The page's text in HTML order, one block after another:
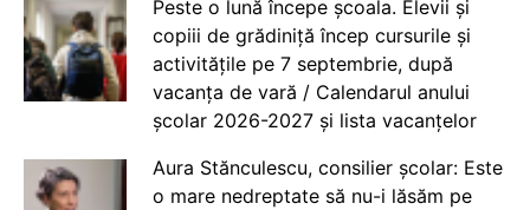
Peste o lună începe școala. Elevii și
copiii de grădiniță încep cursurile și
activitățile pe 7 septembrie, după
vacanța de vară / Calendarul anului
școlar 2026-2027 și lista vacanțelor
Aura Stănculescu, consilier școlar: Este
o mare nedreptate să nu-i lăsăm pe